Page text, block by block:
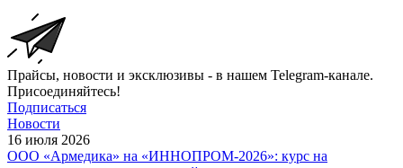
Прайсы, новости и эксклюзивы - в нашем Telegram-канале.
Присоединяйтесь!
Подписаться
Новости
16 июля 2026
ООО «Армедика» на «ИННОПРОМ-2026»: курс на